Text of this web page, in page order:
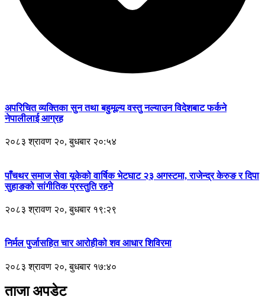
अपरिचित व्यक्तिका सुन तथा बहुमूल्य वस्तु नल्याउन विदेशबाट फर्कने
नेपालीलाई आग्रह
२०८३ श्रावण २०, बुधबार २०:५४
पाँचथर समाज सेवा यूकेको वार्षिक भेटघाट २३ अगस्टमा, राजेन्द्र केरुङ र दिपा
सुहाङको सांगीतिक प्रस्तुति रहने
२०८३ श्रावण २०, बुधबार १९:२९
निर्मल पुर्जासहित चार आरोहीको शव आधार शिविरमा
२०८३ श्रावण २०, बुधबार १७:४०
ताजा अपडेट